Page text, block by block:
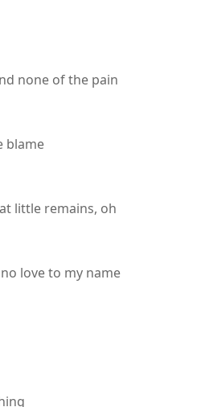
none of the pain
blame
little remains, oh
love to my name